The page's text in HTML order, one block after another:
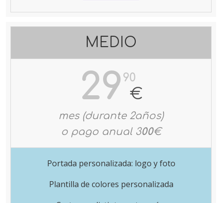
MEDIO
29 90
€
mes (durante 2años)
o pago anual 300€
Portada personalizada: logo y foto
Plantilla de colores personalizada